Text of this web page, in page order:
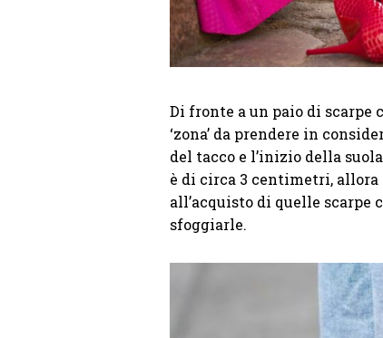
Di fronte a un paio di scarpe
‘zona’ da prendere in
del tacco e l’inizio della
è di circa 3 centimetri,
all’acquisto di quelle scarpe
sfoggiarle.